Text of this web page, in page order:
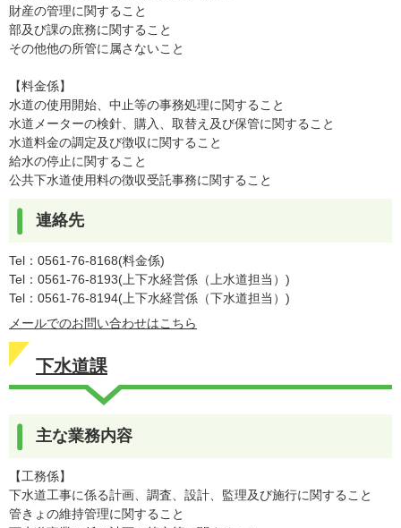
財産の管理に関すること
部及び課の庶務に関すること
その他他の所管に属さないこと
【料金係】
水道の使用開始、中止等の事務処理に関すること
水道メーターの検針、購入、取替え及び保管に関すること
水道料金の調定及び徴収に関すること
給水の停止に関すること
公共下水道使用料の徴収受託事務に関すること
連絡先
Tel：0561-76-8168 料金係
Tel：0561-76-8193
上下水経営係（上水道担当）
Tel：0561-76-8194
上下水経営係（下水道担当）
メールでのお問い合わせはこちら
下水道課
主な業務内容
【工務係】
下水道工事に係る計画、調査、設計、監理及び施行に関すること
管きょの維持管理に関すること